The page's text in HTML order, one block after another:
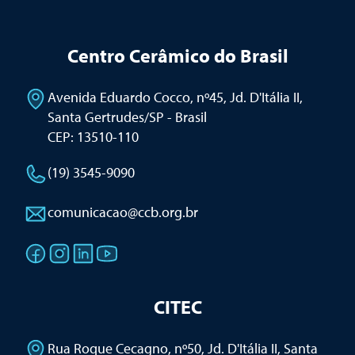
Centro Cerâmico do Brasil
Avenida Eduardo Cocco, nº45, Jd. D'Itália II,
Santa Gertrudes/SP - Brasil
CEP: 13510-110
(19) 3545-9090
comunicacao@ccb.org.br
CITEC
Rua Roque Cecagno, nº50, Jd. D'Itália II, Santa